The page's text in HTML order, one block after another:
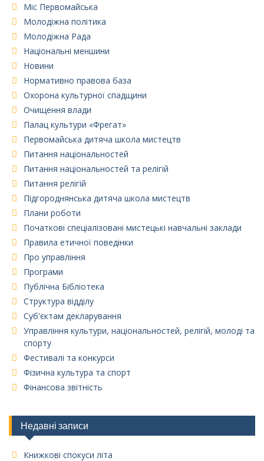
Міс Первомайська
Молодіжна політика
Молодіжна Рада
Національні меншини
Новини
Нормативно правова база
Охорона культурної спадщини
Очищення влади
Палац культури «Фрегат»
Первомайська дитяча школа мистецтв
Питання національностей
Питання національностей та релігій
Питання релігій
Підгороднянська дитяча школа мистецтв
Плани роботи
Початкові спеціалізовані мистецькі навчальні заклади
Правила етичної поведінки
Про управління
Програми
Публічна Бібліотека
Структура відділу
Суб'єктам декларування
Управління культури, національностей, релігій, молоді та
спорту
Фестивалі та конкурси
Фізична культура та спорт
Фінансова звітність
Недавні записи
Книжкові спокуси літа